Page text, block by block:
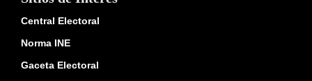
Central Electoral
Norma INE
Gaceta Electoral